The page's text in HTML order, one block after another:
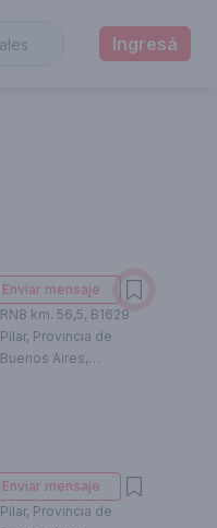
Ingresá
Enviar mensaje
RN8 km. 56,5, B1629
Pilar, Provincia de
Buenos Aires,
Enviar mensaje
Pilar, Provincia de